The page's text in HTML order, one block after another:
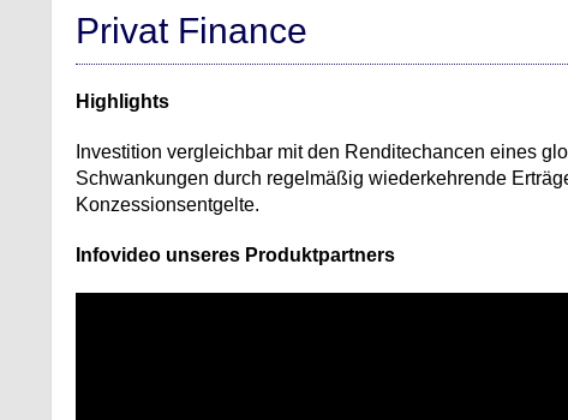
Privat Finance
Highlights
Investition vergleichbar mit den Renditechancen eines
Schwankungen durch regelmäßig wiederkehrende
Konzessionsentgelte.
Infovideo unseres Produktpartners